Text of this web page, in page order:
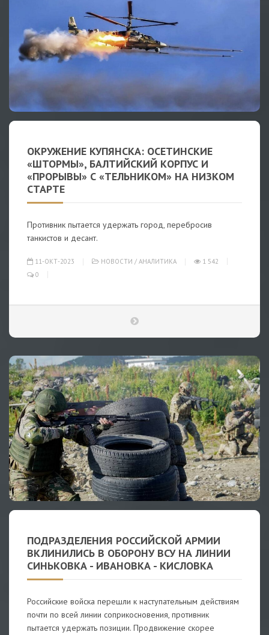
ОКРУЖЕНИЕ КУПЯНСКА: ОСЕТИНСКИЕ
«ШТОРМЫ», БАЛТИЙСКИЙ КОРПУС И
«ПРОРЫВЫ» С «ТЕЛЬНИКОМ» НА НИЗКОМ
СТАРТЕ
Противник пытается удержать город, перебросив
танкистов и десант.
11-ОКТ-2023 НОВОСТИ / АНАЛИТИКА
1 542
0
ПОДРАЗДЕЛЕНИЯ РОССИЙСКОЙ АРМИИ
ВКЛИНИЛИСЬ В ОБОРОНУ ВСУ НА ЛИНИИ
СИНЬКОВКА - ИВАНОВКА - КИСЛОВКА
Российские войска перешли к наступательным действиям
почти по всей линии соприкосновения, противник
пытается удержать позиции. Продвижение скорее